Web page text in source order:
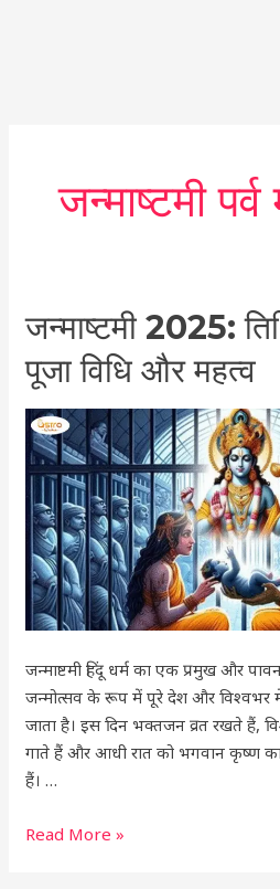
जन्माष्टमी
जन्माष्टमी 2025:
पूजा विधि और महत्व
जन्माष्टमी हिंदू धर्म का एक प्रमुख और
जन्मोत्सव के रूप में पूरे देश और विश्वभर में
जाता है। इस दिन भक्तजन व्रत रखते हैं,
गाते हैं और आधी रात को भगवान कृष्ण
हैं। …
जन्माष्टमी
2025:
तिथि,
मुहूर्त,
पूजा
विधि
और
महत्व
Read More »